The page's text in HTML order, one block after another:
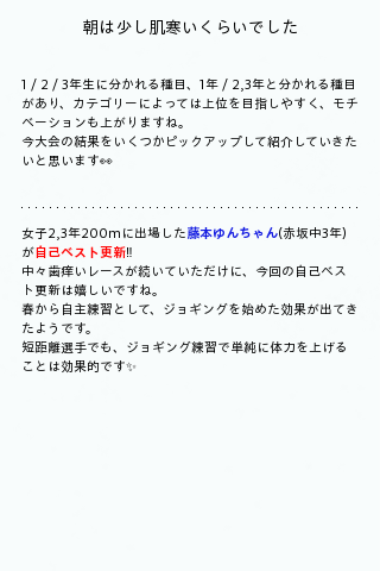
朝は少し肌寒いくらいでした
1 / 2 / 3年生に分かれる種目、1年 / 2,3年と分かれる種目
があり、カテゴリーによっては上位を目指しやすく、モチ
ベーションも上がりますね。
今大会の結果をいくつかピックアップして紹介していきた
いと思います👀
女子2,3年200mに出場した藤本ゆんちゃん(赤坂中3年)
が自己ベスト更新‼️
中々歯痒いレースが続いていただけに、今回の自己ベス
ト更新は嬉しいですね。
春から自主練習として、ジョギングを始めた効果が出てき
たようです。
短距離選手でも、ジョギング練習で単純に体力を上げる
ことは効果的です✨